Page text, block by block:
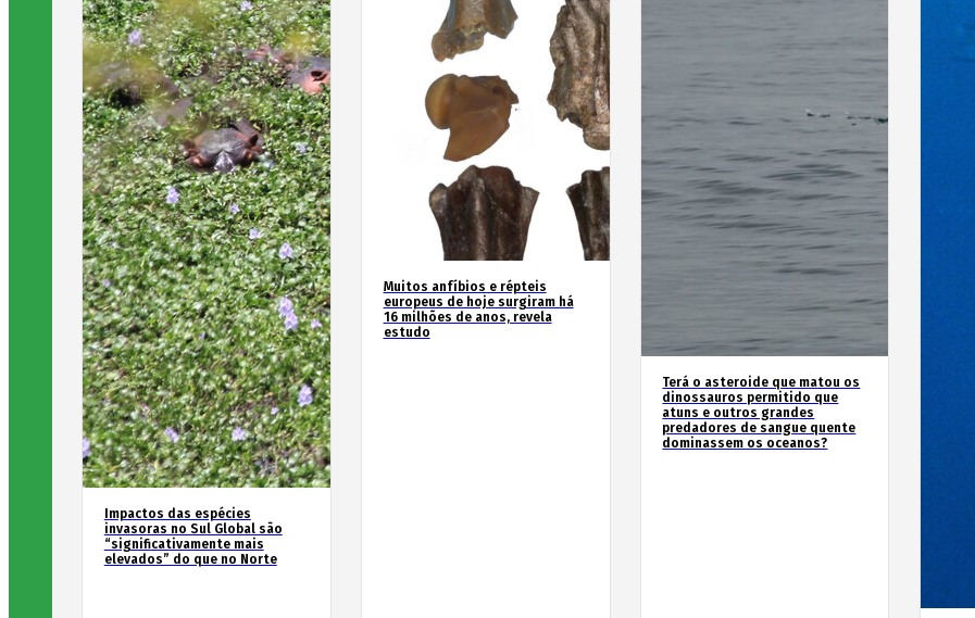
Impactos das espécies
invasoras no Sul Global são
“significativamente mais
elevados” do que no Norte
Muitos anfíbios e répteis
europeus de hoje surgiram há
16 milhões de anos, revela
estudo
Terá o asteroide que matou os
dinossauros permitido que
atuns e outros grandes
predadores de sangue quente
dominassem os oceanos?